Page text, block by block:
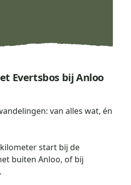
Evertsbos bij Anloo
van alles wat, én
start bij de
buiten Anloo, of bij